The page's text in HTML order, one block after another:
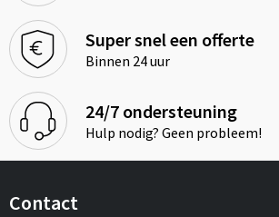
Super snel een offerte
Binnen 24 uur
24/7 ondersteuning
Hulp nodig? Geen probleem!
Contact